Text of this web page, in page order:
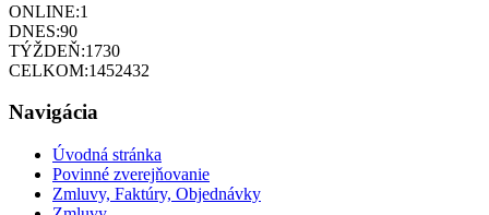
ONLINE:1
DNES:90
TÝŽDEŇ:1730
CELKOM:1452432
Navigácia
Úvodná stránka
Povinné zverejňovanie
Zmluvy, Faktúry, Objednávky